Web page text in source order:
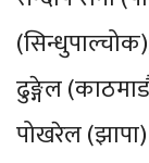
ढुङ्गेल
पोखरेल